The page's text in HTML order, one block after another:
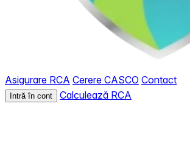
Asigurare RCA Cerere CASCO Contact
Intră în cont Calculează RCA